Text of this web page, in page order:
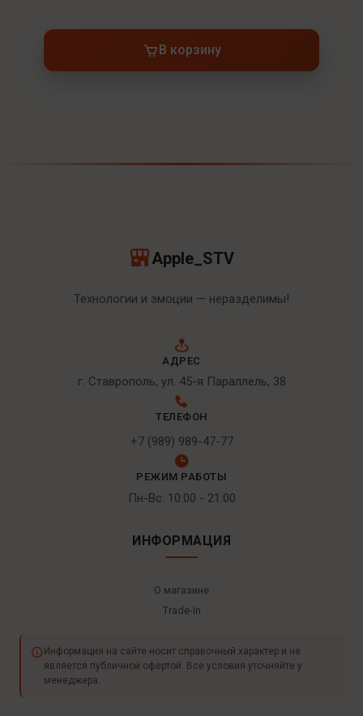
В корзину
Apple_STV
Технологии и эмоции — неразделимы!
АДРЕС
г. Ставрополь, ул. 45-я Параллель, 38
ТЕЛЕФОН
+7 (989) 989-47-77
РЕЖИМ РАБОТЫ
Пн-Вс: 10:00 - 21:00
ИНФОРМАЦИЯ
О магазине
Trade-In
Информация на сайте носит справочный характер и не
является публичной офертой. Все условия уточняйте у
менеджера.